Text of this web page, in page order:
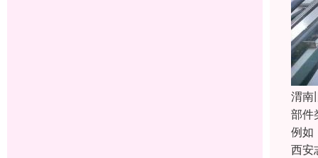
渭南
部件
例如
西安